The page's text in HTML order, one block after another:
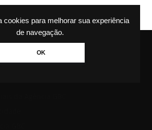
cookies para melhorar sua experiência
de navegação.
OK
notícia. Todos os direitos reservados.
A AGÊNCIA GBC